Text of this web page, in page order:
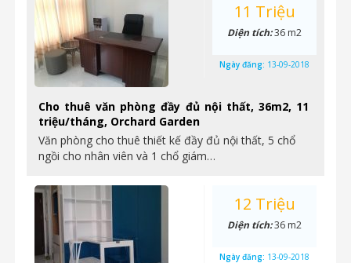
Cho thuê văn phòng đầy đủ nội thất, 36m2, 11
triệu/tháng, Orchard Garden
Văn phòng cho thuê thiết kế đầy đủ nội thất, 5 chổ
ngồi cho nhân viên và 1 chổ giám…
11 Triệu
Diện tích:36 m2
Ngày đăng: 13-09-2018
12 Triệu
Diện tích:36 m2
Ngày đăng: 13-09-2018